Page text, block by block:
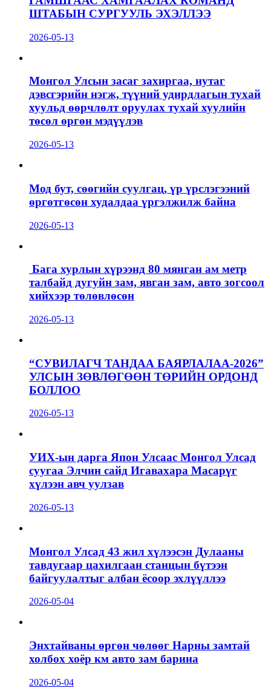
ШТАБЫН СУРГУУЛЬ ЭХЭЛЛЭЭ
2026-05-13
Монгол Улсын засаг захиргаа, нутаг
дэвсгэрийн нэгж, түүний удирдлагын тухай
хуульд өөрчлөлт оруулах тухай хуулийн
төсөл өргөн мэдүүлэв
2026-05-13
Мод бут, сөөгийн суулгац, үр үрслэгээний
өргөтгөсөн худалдаа үргэлжилж байна
2026-05-13
Бага хурлын хүрээнд 80 мянган ам метр
талбайд дугуйн зам, явган зам, авто зогсоол
хийхээр төлөвлөсөн
2026-05-13
“СУВИЛАГЧ ТАНДАА БАЯРЛАЛАА-2026”
УЛСЫН ЗӨВЛӨГӨӨН ТӨРИЙН ОРДОНД
БОЛЛОО
2026-05-13
УИХ-ын дарга Япон Улсаас Монгол Улсад
суугаа Элчин сайд Игавахара Масарүг
хүлээн авч уулзав
2026-05-13
Монгол Улсад 43 жил хүлээсэн Дулааны
тавдугаар цахилгаан станцын бүтээн
байгуулалтыг албан ёсоор эхлүүллээ
2026-05-04
Энхтайваны өргөн чөлөөг Нарны замтай
холбох хоёр км авто зам барина
2026-05-04